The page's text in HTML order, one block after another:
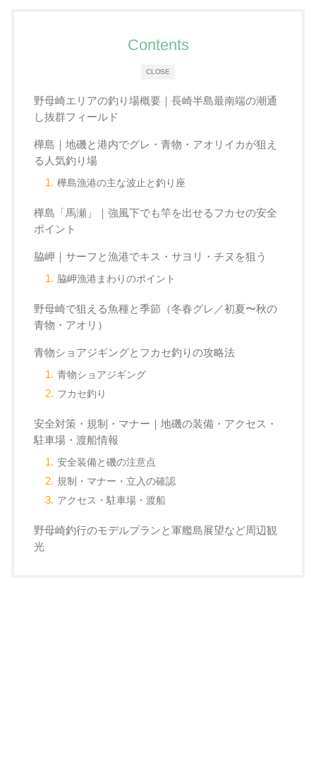
CLOSE
Contents
野母崎エリアの釣り場概要｜長崎半島最南端の潮通
し抜群フィールド
樺島｜地磯と港内でグレ・青物・アオリイカが狙え
る人気釣り場
樺島漁港の主な波止と釣り座
樺島「馬瀬」｜強風下でも竿を出せるフカセの安全
ポイント
脇岬｜サーフと漁港でキス・サヨリ・チヌを狙う
脇岬漁港まわりのポイント
野母崎で狙える魚種と季節（冬春グレ／初夏〜秋の
青物・アオリ）
青物ショアジギングとフカセ釣りの攻略法
青物ショアジギング
フカセ釣り
安全対策・規制・マナー｜地磯の装備・アクセス・
駐車場・渡船情報
安全装備と磯の注意点
規制・マナー・立入の確認
アクセス・駐車場・渡船
野母崎釣行のモデルプランと軍艦島展望など周辺観
光